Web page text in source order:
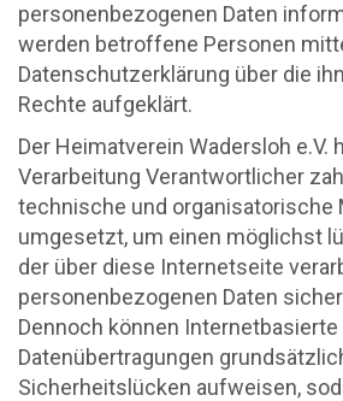
personenbezogenen Daten
werden betroffene Personen
Datenschutzerklärung über die
Rechte aufgeklärt.
Der Heimatverein Wadersloh e.V.
Verarbeitung Verantwortlicher
technische und organisatorische
umgesetzt, um einen möglichst
der über diese Internetseite
personenbezogenen Daten
Dennoch können Internetbasierte
Datenübertragungen
Sicherheitslücken aufweisen,